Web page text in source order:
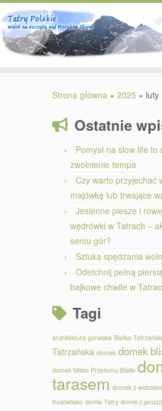
Strona główna » 2025 » luty
Ostatnie
Pomysł na slow life to
zwolnienie tempa
Czy warto przyjechać
majówkę lub trwające
Jesienne piesze i
wędrówki w Tatrach –
sercu gór?
Sztuka spędzania
Odetchnij pełną
bajkowe chwile w
Tagi
architektura góralska Białka
Tatrzańska domek domek
domek blisko Przełomu Białki
tarasem domek z
Kościelisko domki Tatry domki z jacuzzi